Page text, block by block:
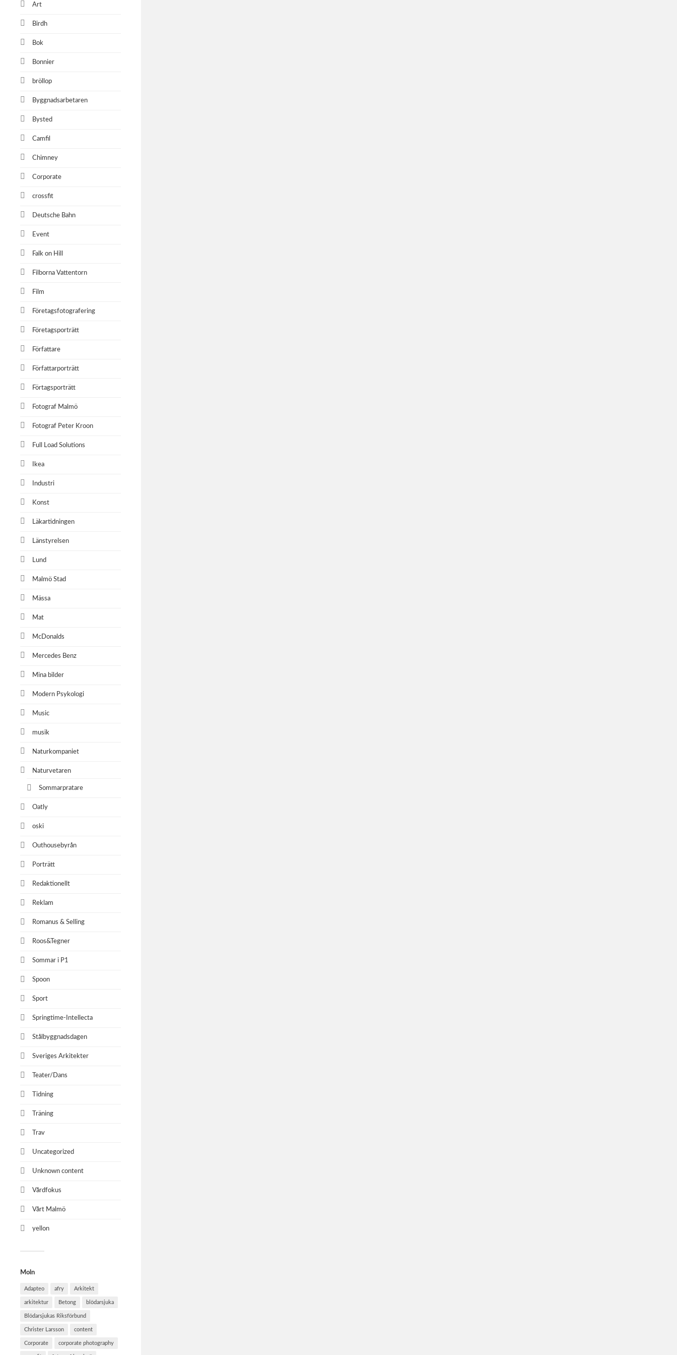
Art
Birdh
Bok
Bonnier
bröllop
Byggnadsarbetaren
Bysted
Camfil
Chimney
Corporate
crossfit
Deutsche Bahn
Event
Falk on Hill
Filborna Vattentorn
Film
Företagsfotografering
Företagsporträtt
Författare
Författarporträtt
Förtagsporträtt
Fotograf Malmö
Fotograf Peter Kroon
Full Load Solutions
Ikea
Industri
Konst
Läkartidningen
Länstyrelsen
Lund
Malmö Stad
Mässa
Mat
McDonalds
Mercedes Benz
Mina bilder
Modern Psykologi
Music
musik
Naturkompaniet
Naturvetaren
Sommarpratare
Oatly
oski
Outhousebyrån
Porträtt
Redaktionellt
Reklam
Romanus & Selling
Roos&Tegner
Sommar i P1
Spoon
Sport
Springtime-Intellecta
Stålbyggnadsdagen
Sveriges Arkitekter
Teater/Dans
Tidning
Träning
Trav
Uncategorized
Unknown content
Vårdfokus
Vårt Malmö
yellon
Moln
Adapteo afry Arkitekt
arkitektur Betong blödarsjuka
Blödarsjukas Riksförbund
Christer Larsson content
Corporate corporate photography